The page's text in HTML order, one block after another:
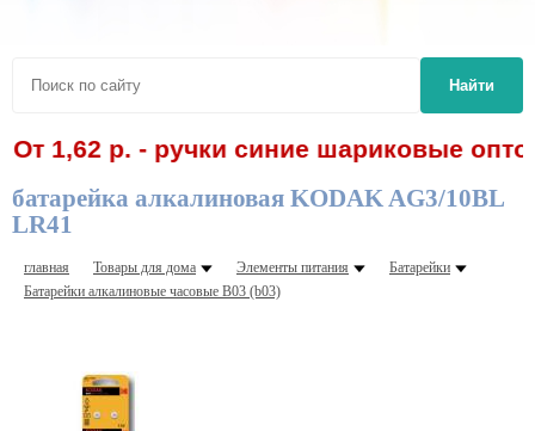
Найти
р. - ручки синие шариковые оптом!
батарейка алкалиновая KODAK AG3/10BL
LR41
главная Товары для дома Элементы питания
Батарейки
Батарейки алкалиновые часовые В03 (b03)